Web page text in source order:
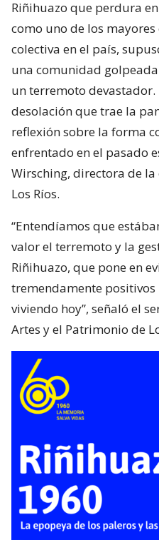
Riñihuazo que perdura
como uno de los
colectiva en el país,
una comunidad
un terremoto devastador.
desolación que trae la
reflexión sobre la forma
enfrentado en el pasado
Wirsching, directora de
Los Ríos.
“Entendíamos que
valor el terremoto y la
Riñihuazo, que pone en
tremendamente
viviendo hoy”, señaló el
Artes y el Patrimonio de